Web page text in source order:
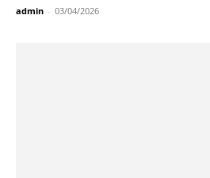
admin - 03/04/2026